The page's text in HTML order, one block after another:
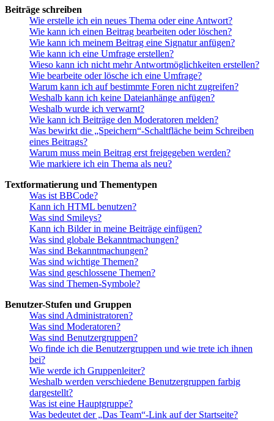
Beiträge schreiben
Wie erstelle ich ein neues Thema oder eine Antwort?
Wie kann ich einen Beitrag bearbeiten oder löschen?
Wie kann ich meinem Beitrag eine Signatur anfügen?
Wie kann ich eine Umfrage erstellen?
Wieso kann ich nicht mehr Antwortmöglichkeiten erstellen?
Wie bearbeite oder lösche ich eine Umfrage?
Warum kann ich auf bestimmte Foren nicht zugreifen?
Weshalb kann ich keine Dateianhänge anfügen?
Weshalb wurde ich verwarnt?
Wie kann ich Beiträge den Moderatoren melden?
Was bewirkt die „Speichern“-Schaltfläche beim Schreiben
eines Beitrags?
Warum muss mein Beitrag erst freigegeben werden?
Wie markiere ich ein Thema als neu?
Textformatierung und Thementypen
Was ist BBCode?
Kann ich HTML benutzen?
Was sind Smileys?
Kann ich Bilder in meine Beiträge einfügen?
Was sind globale Bekanntmachungen?
Was sind Bekanntmachungen?
Was sind wichtige Themen?
Was sind geschlossene Themen?
Was sind Themen-Symbole?
Benutzer-Stufen und Gruppen
Was sind Administratoren?
Was sind Moderatoren?
Was sind Benutzergruppen?
Wo finde ich die Benutzergruppen und wie trete ich ihnen
bei?
Wie werde ich Gruppenleiter?
Weshalb werden verschiedene Benutzergruppen farbig
dargestellt?
Was ist eine Hauptgruppe?
Was bedeutet der „Das Team“-Link auf der Startseite?